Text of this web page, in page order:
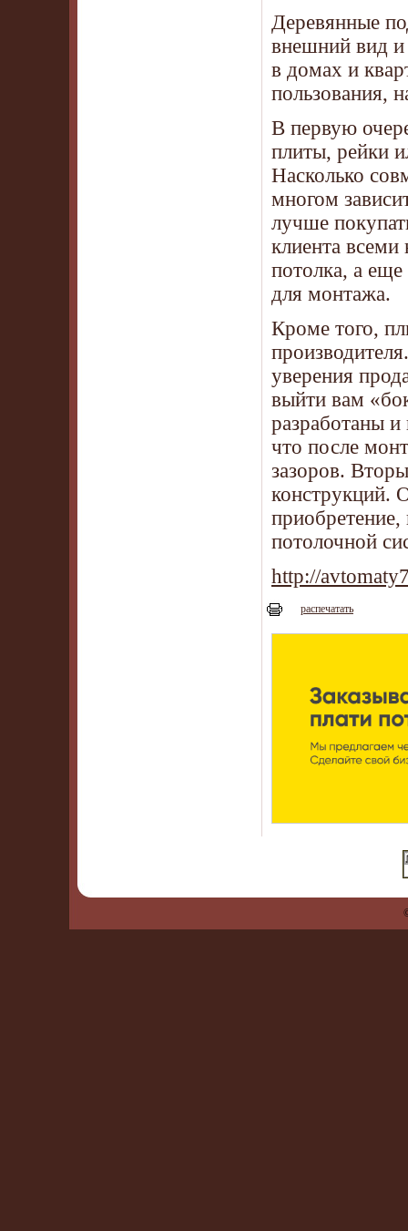
Деревянные
внешний вид
в домах и
пользования,
В первую
плиты, рейки
Насколько
многом
лучше
клиента
потолка, а
для монтажа.
Кроме того,
уверения
выйти вам
разработаны
что после
зазоров.
конструкций.
приобретение,
потолочной
http://
распечатать